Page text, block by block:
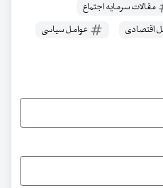
مقالات سرمایه اجتماع
اقتصادی
عوامل سیاسی